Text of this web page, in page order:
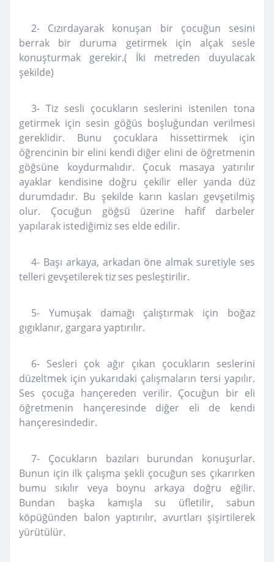
2- Cızırdayarak konuşan bir çocuğun sesini
berrak bir duruma getirmek için alçak sesle
konuşturmak gerekir.( İki metreden duyulacak
şekilde)
3- Tiz sesli çocukların seslerini istenilen tona
getirmek için sesin göğüs boşluğundan verilmesi
gereklidir. Bunu çocuklara hissettirmek için
öğrencinin bir elini kendi diğer elini de öğretmenin
göğsüne koydurmalıdır. Çocuk masaya yatırılır
ayaklar kendisine doğru çekilir eller yanda düz
durumdadır. Bu şekilde karın kasları gevşetilmiş
olur. Çocuğun göğsü üzerine hafif darbeler
yapılarak istediğimiz ses elde edilir.
4- Başı arkaya, arkadan öne almak suretiyle ses
telleri gevşetilerek tiz ses pesleştirilir.
5- Yumuşak damağı çalıştırmak için boğaz
gıgıklanır, gargara yaptırılır.
6- Sesleri çok ağır çıkan çocukların seslerini
düzeltmek için yukarıdaki çalışmaların tersi yapılır.
Ses çocuğa hançereden verilir. Çocuğun bir eli
öğretmenin hançeresinde diğer eli de kendi
hançeresindedir.
7- Çocukların bazıları burundan konuşurlar.
Bunun için ilk çalışma şekli çocuğun ses çıkarırken
bumu sıkılır veya boynu arkaya doğru eğilir.
Bundan başka kamışla su üfletilir, sabun
köpüğünden balon yaptırılır, avurtları şişirtilerek
yürütülür.